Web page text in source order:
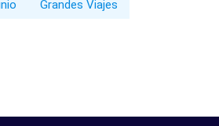
Grandes Viajes